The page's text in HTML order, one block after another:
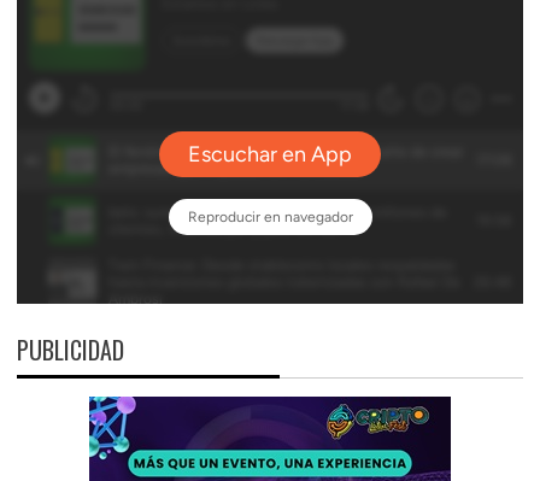
PUBLICIDAD